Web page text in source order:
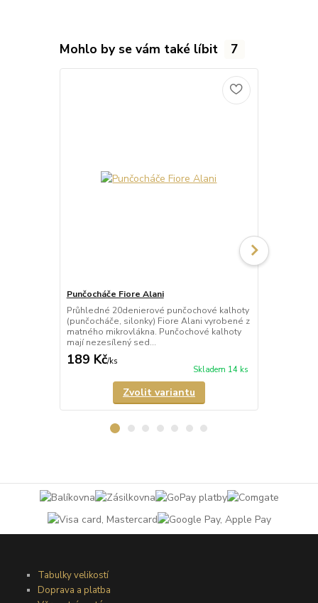
Mohlo by se vám také líbit 7
Punčocháče Fiore Alani
Průhledné 20denierové punčochové kalhoty
(punčocháče, silonky) Fiore Alani vyrobené z
matného mikrovlákna. Punčochové kalhoty
mají nezesílený sed...
189 Kč/ks
Skladem 14 ks
Zvolit variantu
Tabulky velikostí
Doprava a platba